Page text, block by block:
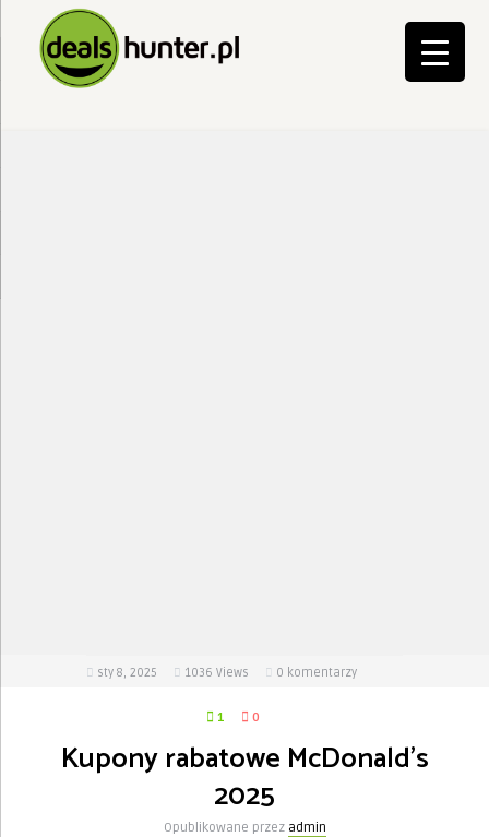
sty 8, 2025 1036 Views 0 komentarzy
1 0
Kupony rabatowe McDonald’s
2025
Opublikowane przez admin